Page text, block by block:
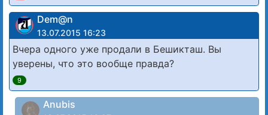
Dem@n
13.07.2015 16:23
Вчера одного уже продали в Бешикташ. Вы
уверены, что это вообще правда?
9
Anubis